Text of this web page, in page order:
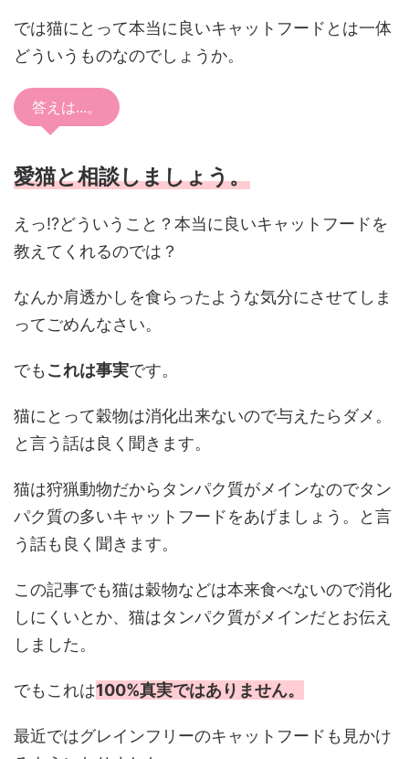
では猫にとって本当に良いキャットフードとは一体
どういうものなのでしょうか。
答えは...。
愛猫と相談しましょう。
えっ⁉どういうこと？本当に良いキャットフードを
教えてくれるのでは？
なんか肩透かしを食らったような気分にさせてしま
ってごめんなさい。
でも これは事実です。
猫にとって穀物は消化出来ないので与えたらダメ。
と言う話は良く聞きます。
猫は狩猟動物だからタンパク質がメインなのでタン
パク質の多いキャットフードをあげましょう。と言
う話も良く聞きます。
この記事でも猫は穀物などは本来食べないので消化
しにくいとか、猫はタンパク質がメインだとお伝え
しました。
でもこれは100%真実ではありません。
最近ではグレインフリーのキャットフードも見かけ